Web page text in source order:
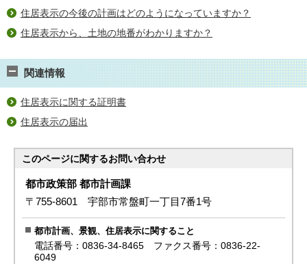
住居表示の今後の計画はどのようになっていますか？
住居表示から、土地の地番がわかりますか？
関連情報
住居表示に関する証明書
住居表示の届出
このページに関するお問い合わせ
都市政策部 都市計画課
〒755-8601 宇部市常盤町一丁目7番1号
都市計画、景観、住居表示に関すること
電話番号：0836-34-8465 ファクス番号：0836-22-
6049